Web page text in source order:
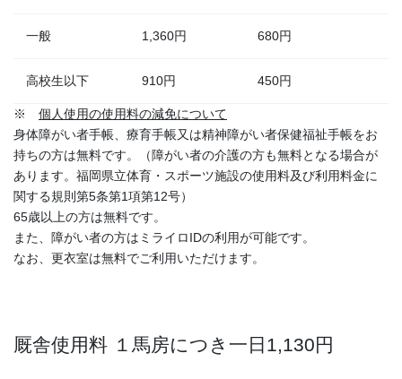
一般 1,360円 680円
高校生以下 910円 450円
※ 個人使用の使用料の減免について
身体障がい者手帳、療育手帳又は精神障がい者保健福祉手帳をお
持ちの方は無料です。（障がい者の介護の方も無料となる場合が
あります。福岡県立体育・スポーツ施設の使用料及び利用料金に
関する規則第5条第1項第12号）
65歳以上の方は無料です。
また、障がい者の方はミライロIDの利用が可能です。
なお、更衣室は無料でご利用いただけます。
厩舎使用料 １馬房につき一日1,130円